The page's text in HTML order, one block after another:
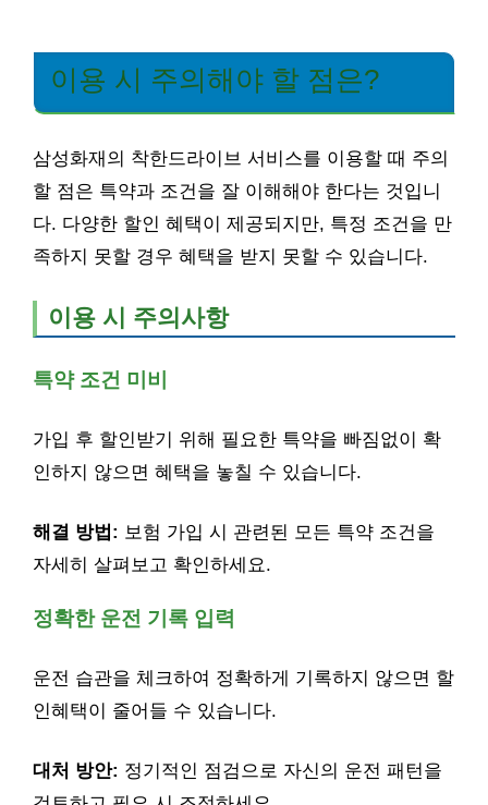
이용 시 주의해야 할 점은?
삼성화재의 착한드라이브 서비스를 이용할 때 주의
할 점은 특약과 조건을 잘 이해해야 한다는 것입니
다. 다양한 할인 혜택이 제공되지만, 특정 조건을 만
족하지 못할 경우 혜택을 받지 못할 수 있습니다.
이용 시 주의사항
특약 조건 미비
가입 후 할인받기 위해 필요한 특약을 빠짐없이 확
인하지 않으면 혜택을 놓칠 수 있습니다.
해결 방법: 보험 가입 시 관련된 모든 특약 조건을
자세히 살펴보고 확인하세요.
정확한 운전 기록 입력
운전 습관을 체크하여 정확하게 기록하지 않으면 할
인혜택이 줄어들 수 있습니다.
대처 방안: 정기적인 점검으로 자신의 운전 패턴을